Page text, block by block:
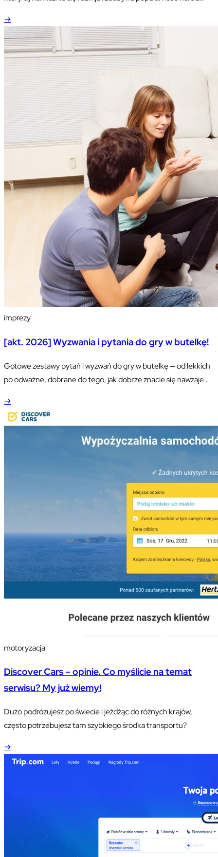
atrakcyjnych cenach, dostępnych przez stronę internetową i
aplikację mobilną. Jakie są kluczowe cechy i atuty serwisu
temu.com? Jakie korzyści daje klientom? Poniższy opis
przybliży profil działalności firmy, jej ofertę, zalety, wady oraz…
→
imprezy
[akt. 2026] Wyzwania i pytania do gry w butelkę!
Gotowe zestawy pytań i wyzwań do gry w butelkę — od lekkich
po odważne, dobrane do tego, jak dobrze znacie się nawzajem.
żeby zabawa nie skończyła się czyimś wstydem.
→
motoryzacja
Discover Cars – opinie. Co myślicie na temat
serwisu? My już wiemy!
Dużo podróżujesz po świecie i jeżdżąc do różnych krajów,
często potrzebujesz tam szybkiego środka transportu?
→